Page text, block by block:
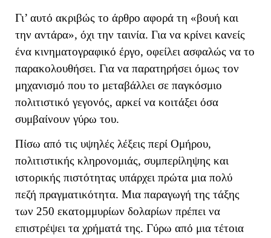
Γι’ αυτό ακριβώς το άρθρο αφορά τη «βουή και
την αντάρα», όχι την ταινία. Για να κρίνει κανείς
ένα κινηματογραφικό έργο, οφείλει ασφαλώς να το
παρακολουθήσει. Για να παρατηρήσει όμως τον
μηχανισμό που το μεταβάλλει σε παγκόσμιο
πολιτιστικό γεγονός, αρκεί να κοιτάξει όσα
συμβαίνουν γύρω του.
Πίσω από τις υψηλές λέξεις περί Ομήρου,
πολιτιστικής κληρονομιάς, συμπερίληψης και
ιστορικής πιστότητας υπάρχει πρώτα μια πολύ
πεζή πραγματικότητα. Μια παραγωγή της τάξης
των 250 εκατομμυρίων δολαρίων πρέπει να
επιστρέψει τα χρήματά της. Γύρω από μια τέτοια